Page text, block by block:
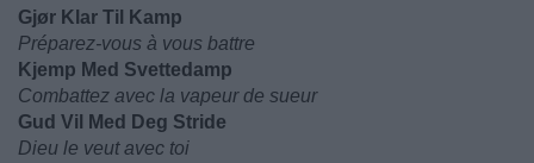
Gjør Klar Til Kamp
Préparez-vous à vous battre
Kjemp Med Svettedamp
Combattez avec la vapeur de sueur
Gud Vil Med Deg Stride
Dieu le veut avec toi